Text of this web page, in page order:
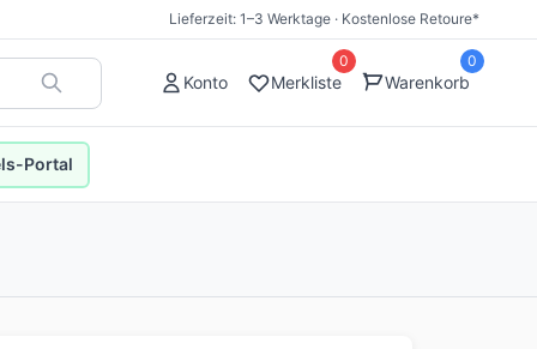
Lieferzeit: 1–3 Werktage · Kostenlose Retoure*
Konto Merkliste
0
Warenkorb
0
Portal